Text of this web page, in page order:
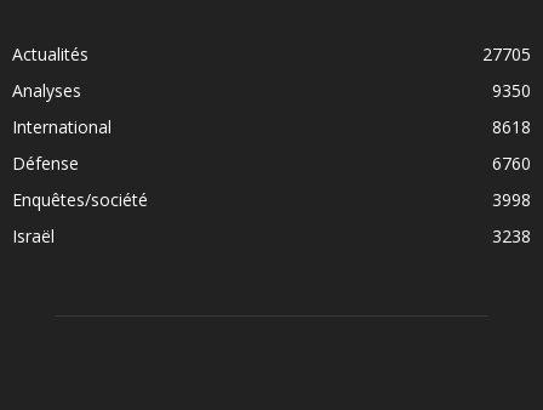
Actualités
27705
Analyses
9350
International
8618
Défense
6760
Enquêtes/société
3998
Israël
3238